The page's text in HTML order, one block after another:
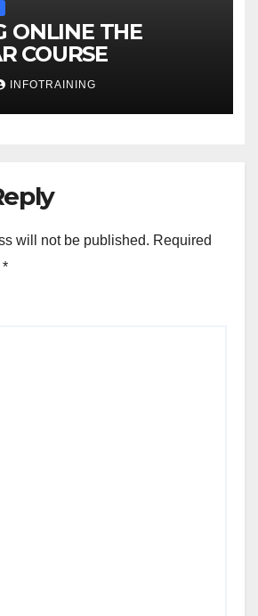
ONLINE THE
COURSE
INFOTRAINING
will not be published. Required
*